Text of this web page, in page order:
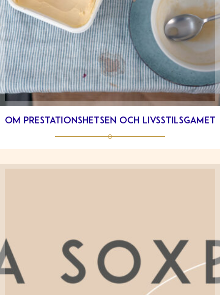
Om prestationshetsen och livsstilsgamet